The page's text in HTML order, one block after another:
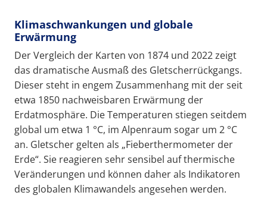
Klimaschwankungen und globale
Erwärmung
Der Vergleich der Karten von 1874 und 2022 zeigt
das dramatische Ausmaß des Gletscherrückgangs.
Dieser steht in engem Zusammenhang mit der seit
etwa 1850 nachweisbaren Erwärmung der
Erdatmosphäre. Die Temperaturen stiegen seitdem
global um etwa 1 °C, im Alpenraum sogar um 2 °C
an. Gletscher gelten als „Fieberthermometer der
Erde“. Sie reagieren sehr sensibel auf thermische
Veränderungen und können daher als Indikatoren
des globalen Klimawandels angesehen werden.